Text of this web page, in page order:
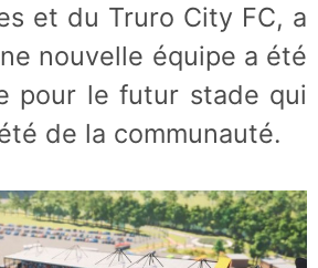
et du Truro City FC, a
nouvelle équipe a été
pour le futur stade qui
de la communauté.